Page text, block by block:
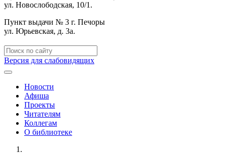
ул. Новослободская, 10/1.
Пункт выдачи № 3 г. Печоры
ул. Юрьевская, д. 3а.
Версия для слабовидящих
Новости
Афиша
Проекты
Читателям
Коллегам
О библиотеке